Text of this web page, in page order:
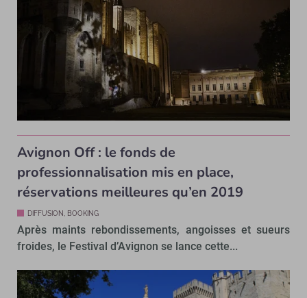
Avignon Off : le fonds de
professionnalisation mis en place,
réservations meilleures qu’en 2019
DIFFUSION, BOOKING
Après maints rebondissements, angoisses et sueurs
froides, le Festival d’Avignon se lance cette...